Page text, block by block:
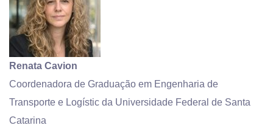
Renata Cavion
Coordenadora de Graduação em Engenharia de
Transporte e Logístic da Universidade Federal de Santa
Catarina